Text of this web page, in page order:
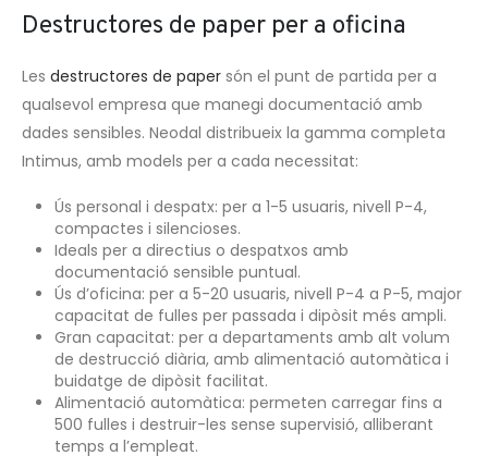
Destructores de paper per a oficina
Les destructores de paper són el punt de partida per a
qualsevol empresa que manegi documentació amb
dades sensibles. Neodal distribueix la gamma completa
Intimus, amb models per a cada necessitat:
Ús personal i despatx: per a 1-5 usuaris, nivell P-4,
compactes i silencioses.
Ideals per a directius o despatxos amb
documentació sensible puntual.
Ús d’oficina: per a 5-20 usuaris, nivell P-4 a P-5, major
capacitat de fulles per passada i dipòsit més ampli.
Gran capacitat: per a departaments amb alt volum
de destrucció diària, amb alimentació automàtica i
buidatge de dipòsit facilitat.
Alimentació automàtica: permeten carregar fins a
500 fulles i destruir-les sense supervisió, alliberant
temps a l’empleat.